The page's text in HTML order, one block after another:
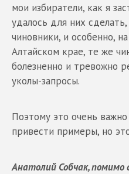
мои избиратели, как я
удалось для них
чиновники, и особенно,
Алтайском крае, те же
болезненно и тревожно
уколы-запросы.
Поэтому это очень
привести примеры, но
Анатолий Собчак, помимо